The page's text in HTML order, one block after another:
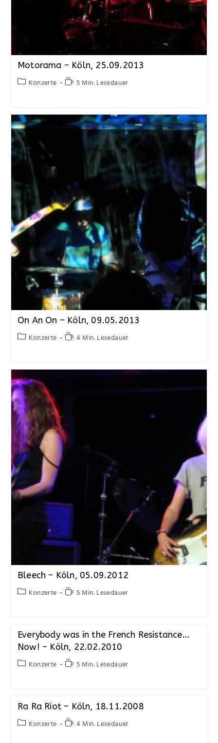
Motorama – Köln, 25.09.2013
Konzerte 5 Min. Lesedauer
On An On – Köln, 09.05.2013
Konzerte 4 Min. Lesedauer
Bleech – Köln, 05.09.2012
Konzerte 5 Min. Lesedauer
Everybody was in the French Resistance…
Now! – Köln, 22.02.2010
Konzerte 5 Min. Lesedauer
Ra Ra Riot – Köln, 18.11.2008
Konzerte 4 Min. Lesedauer